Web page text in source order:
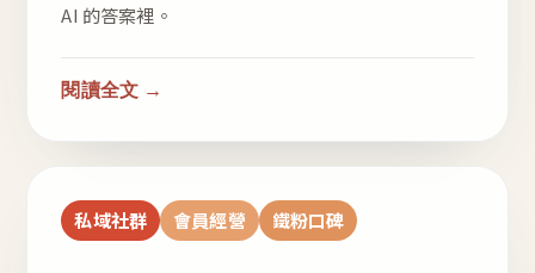
AI 的答案裡。
閱讀全文 →
私域社群 會員經營 鐵粉口碑